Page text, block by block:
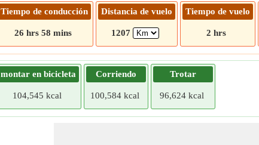
Tiempo de conducción
26 hrs 58 mins
Distancia de vuelo
1207
Tiempo de vuelo
2 hrs
montar en bicicleta
104,545 kcal
Corriendo
100,584 kcal
Trotar
96,624 kcal